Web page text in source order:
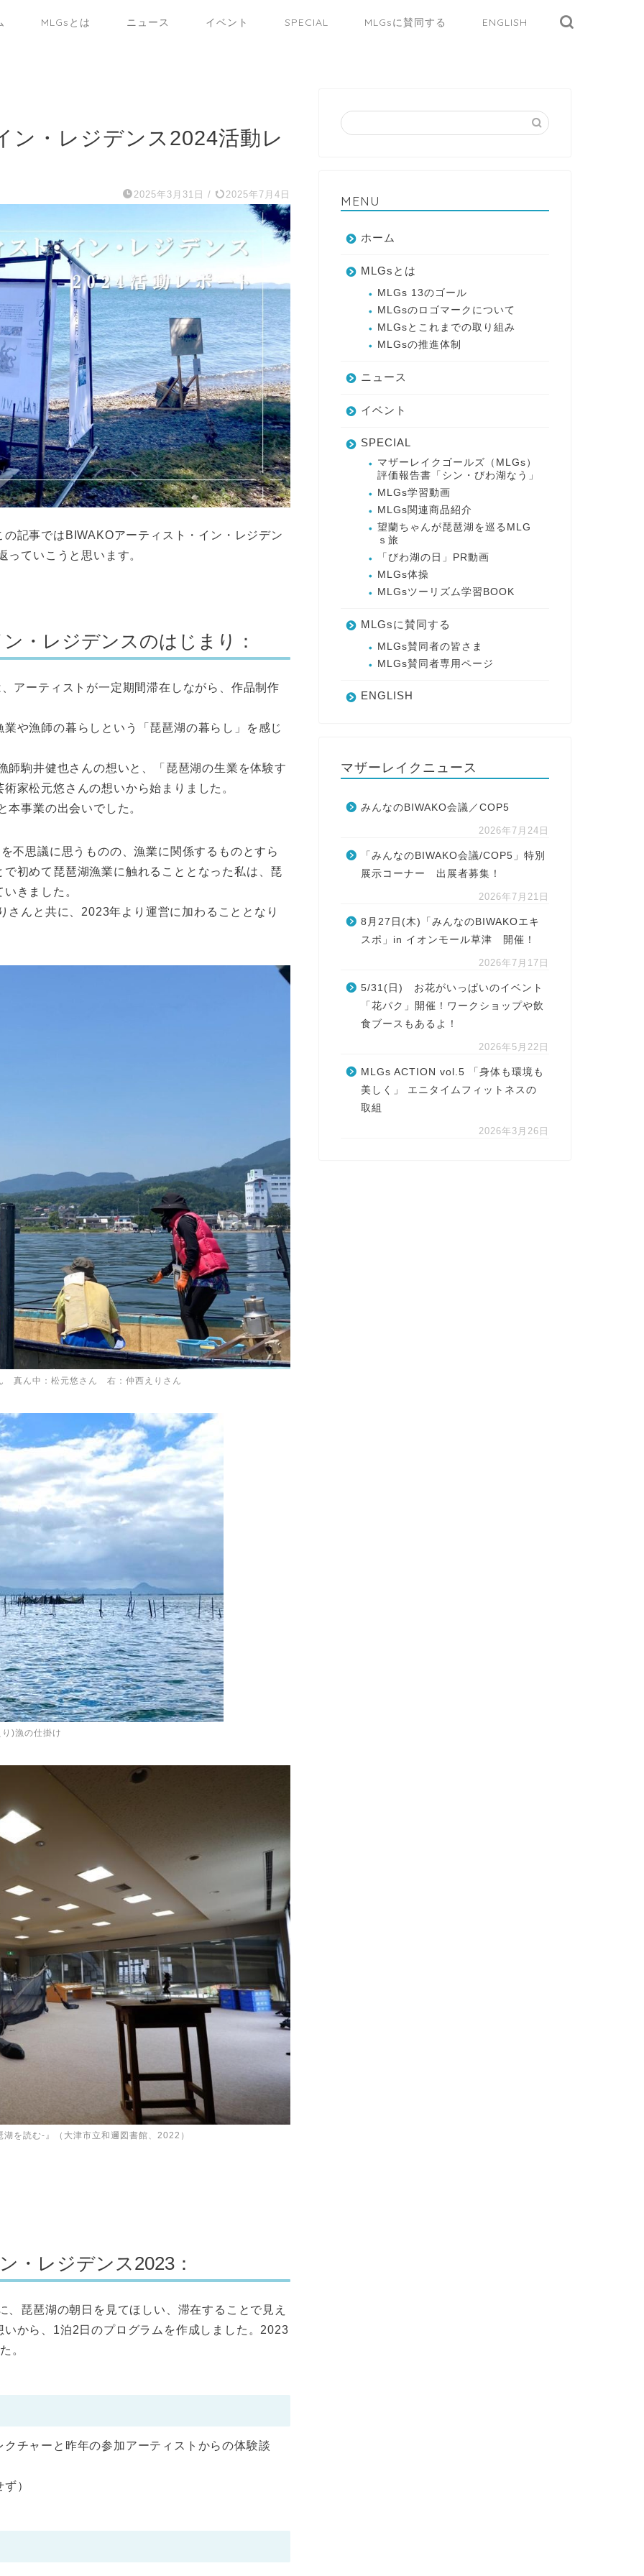
MLGsとは ニュース イベント SPECIAL MLGsに賛同する ENGLISH
ン・レジデンス2024活動レ
2025年3月31日 / 2025年7月4日
記事ではBIWAKOアーティスト・イン・レジデン
ていこうと思います。
・レジデンスのはじまり：
アーティストが一定期間滞在しながら、作品制作
や漁師の暮らしという「琵琶湖の暮らし」を感じ
駒井健也さんの想いと、「琵琶湖の生業を体験す
家松元悠さんの想いから始まりました。
事業の出会いでした。
不思議に思うものの、漁業に関係するものとすら
初めて琵琶湖漁業に触れることとなった私は、琵
きました。
んと共に、2023年より運営に加わることとなり
真ん中：松元悠さん 右：仲西えりさん
)漁の仕掛け
を読む-』（大津市立和邇図書館、2022）
・レジデンス2023：
琵琶湖の朝日を見てほしい、滞在することで見え
から、1泊2日のプログラムを作成しました。2023
。
チャーと昨年の参加アーティストからの体験談
）
MENU
ホーム
MLGsとは
MLGs 13のゴール
MLGsのロゴマークについて
MLGsとこれまでの取り組み
MLGsの推進体制
ニュース
イベント
SPECIAL
マザーレイクゴールズ（MLGs）
評価報告書「シン・びわ湖なう」
MLGs学習動画
MLGs関連商品紹介
望蘭ちゃんが琵琶湖を巡るMLG
ｓ旅
「びわ湖の日」PR動画
MLGs体操
MLGsツーリズム学習BOOK
MLGsに賛同する
MLGs賛同者の皆さま
MLGs賛同者専用ページ
ENGLISH
マザーレイクニュース
みんなのBIWAKO会議／COP5
2026年7月24日
「みんなのBIWAKO会議/COP5」特別
展示コーナー 出展者募集！
2026年7月21日
8月27日(木)「みんなのBIWAKOエキ
スポ」in イオンモール草津 開催！
2026年7月17日
5/31(日) お花がいっぱいのイベント
「花パク」開催！ワークショップや飲
食ブースもあるよ！
2026年5月22日
MLGs ACTION vol.5 「身体も環境も
美しく」 エニタイムフィットネスの
取組
2026年3月26日